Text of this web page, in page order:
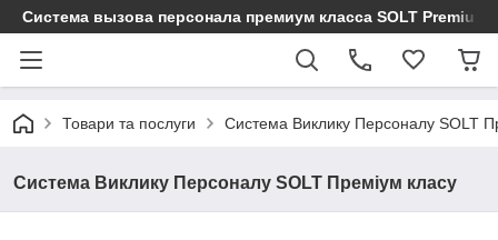
Cистема вызова персонала премиум класса SOLT Premium
Товари та послуги Система Виклику Персоналу SOLT
Система Виклику Персоналу SOLT Преміум класу